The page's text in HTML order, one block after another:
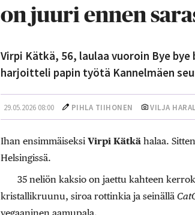
on juuri ennen
Virpi Kätkä, 56, laulaa vuoroin Bye
harjoitteli papin työtä Kannelmäen
29.05.2026 08:00 PIHLA TIIHONEN VILJA
Ihan ensimmäiseksi Virpi Kätkähalaa.
Helsingissä.
35 neliön kaksio on jaettu kahteen
kristallikruunu, siroa rottinkia ja seinällä